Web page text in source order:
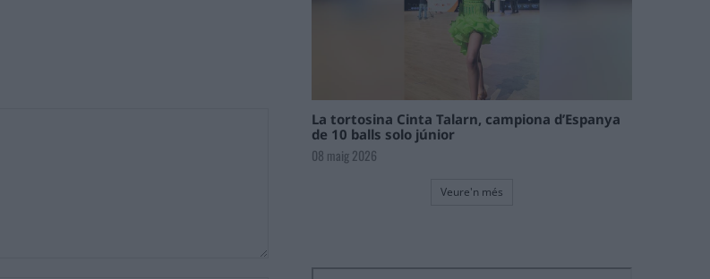
La tortosina Cinta Talarn, campiona d’Espanya
de 10 balls solo júnior
08 maig 2026
Veure'n més